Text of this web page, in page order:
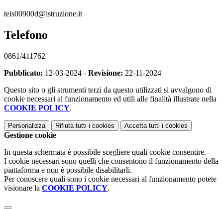
teis00900d@istruzione.it
Telefono
0861/411762
Pubblicato: 12-03-2024 - Revisione: 22-11-2024
Questo sito o gli strumenti terzi da questo utilizzati si avvalgono di
cookie necessari al funzionamento ed utili alle finalità illustrate nella
COOKIE POLICY.
Personalizza Rifiuta tutti i cookies Accetta tutti i cookies
Gestione cookie
In questa schermata è possibile scegliere quali cookie consentire.
I cookie necessari sono quelli che consentono il funzionamento della
piattaforma e non è possibile disabilitarli.
Per conoscere quali sono i cookie necessari al funzionamento potete
visionare la COOKIE POLICY.